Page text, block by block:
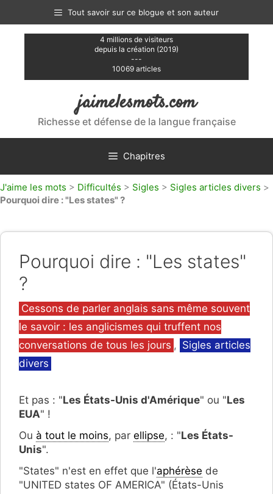
contenu
Tout savoir sur ce blogue et son auteur
4 millions de visiteurs
depuis la création (2019)
---
10069 articles
jaimelesmots.com
Richesse et défense de la langue française
Chapitres
J'aime les mots > Difficultés > Sigles > Sigles articles divers >
Pourquoi dire : "Les states" ?
Pourquoi dire : "Les states"
?
Catégories
Cessons de parler anglais sans même souvent
le savoir : les anglicismes qui truffent nos
conversations de tous les jours , Sigles articles
divers
Et pas : "Les États-Unis d'Amérique" ou "Les
EUA" !
Ou à tout le moins, par ellipse, : "Les États-
Unis".
"States" n'est en effet que l'aphérèse de
"UNITED states OF AMERICA" (États-Unis